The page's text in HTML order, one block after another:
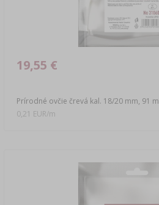
Prírodné ovčie črevá kal. 18/20 mm, 91 m
19,55 €
0,21 EUR/m